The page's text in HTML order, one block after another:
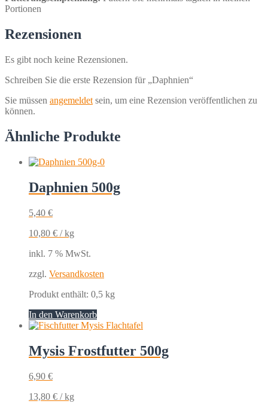
Portionen
Rezensionen
Es gibt noch keine Rezensionen.
Schreiben Sie die erste Rezension für „Daphnien“
Sie müssen angemeldet sein, um eine Rezension veröffentlichen zu
können.
Ähnliche Produkte
Daphnien 500g
5,40 €
10,80 € /kg
inkl. 7 % MwSt.
zzgl. Versandkosten
Produkt enthält: 0,5 kg
In den Warenkorb
Mysis Frostfutter 500g
6,90 €
13,80 € /kg